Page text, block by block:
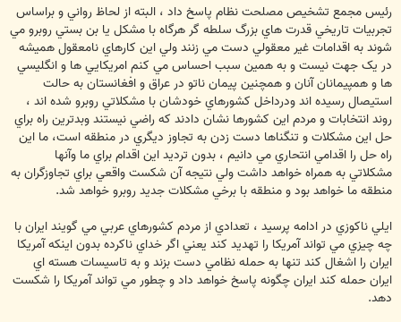
رئيس مجمع تشخيص مصلحت نظام پاسخ داد ، البته از لحاظ رواني و براساس
تجربيات تاريخي قدرت هاي بزرگ سلطه گر هرگاه با مشکل يا بن بستي روبرو مي
شوند به اقدامات غير معقولي دست مي زنند ولي اين کارهاي نامعقول هميشه
در يک جهت نيست و به همين سبب احساس مي کنم امريکايي ها و انگليسي
ها و همپيمانان آنان و همچنين پيمان ناتو در عراق و افغانستان به حالت
استيصال رسيده اند ودرداخل کشورهاي خودشان با مشکلاتي روبرو شده اند ،
روند انتخابات و مردم اين کشورها نشان دادند که راضي نيستند وبدترين راه براي
حل اين مشکلات و تنگناها دست زدن به تجاوز ديگري در منطقه است، ما اين
راه حل را اقدامي انتحاري مي دانيم ، بدون ترديد اين اقدام براي ما وآنها
مشکلاتي به همراه خواهد داشت ولي نتيجه آن شکست واقعي براي تجاوزگران به
منطقه ما خواهد بود و منطقه با برخي مشکلات جديد روبرو خواهد شد.
ايلي ناکوزي در ادامه پرسيد ، تعدادي از مردم کشورهاي عربي مي گويند ايران با
چه چيزي مي تواند آمريکا را تهديد کند يعني اگر خداي ناکرده بدون اينکه آمريکا
ايران را اشغال کند تنها به حمله نظامي دست بزند و به تاسيسات هسته اي
ايران حمله کند ايران چگونه پاسخ خواهد داد و چطور مي تواند آمريکا را شکست
دهد.